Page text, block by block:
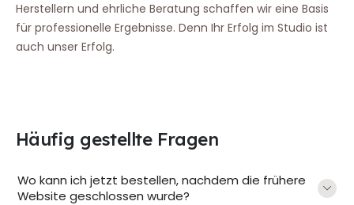
Herstellern und ehrliche Beratung schaffen wir eine Basis
für professionelle Ergebnisse. Denn Ihr Erfolg im Studio ist
auch unser Erfolg.
Häufig gestellte Fragen
Wo kann ich jetzt bestellen, nachdem die frühere
Website geschlossen wurde?